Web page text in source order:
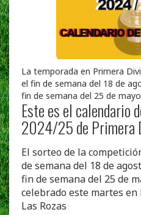
La temporada en Primera
el fin de semana del 18 de
fin de semana del 25 de
Este es el calendario
2024/25 de Primera
El sorteo de la
de semana del 18 de
fin de semana del 25 de
celebrado este martes
Las Rozas